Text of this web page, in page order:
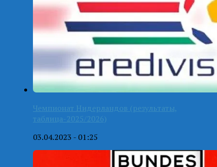
Чемпионат Нидерландов (результаты,
таблица-2025/2026)
03.04.2023 - 01:25